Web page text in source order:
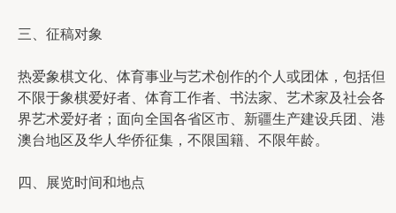
三、征稿对象
热爱象棋文化、体育事业与艺术创作的个人或团体，包括但
不限于象棋爱好者、体育工作者、书法家、艺术家及社会各
界艺术爱好者；面向全国各省区市、新疆生产建设兵团、港
澳台地区及华人华侨征集，不限国籍、不限年龄。
四、展览时间和地点